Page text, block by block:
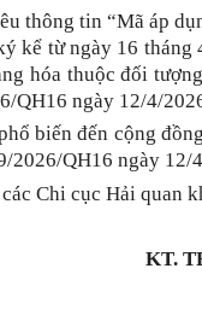
thông tin “Mã áp
kể từ ngày 16 tháng
hóa thuộc đối
QH16 ngày 12/4/
biến đến cộng
2026/QH16 ngày 12/
Chi cục Hải quan
KT.